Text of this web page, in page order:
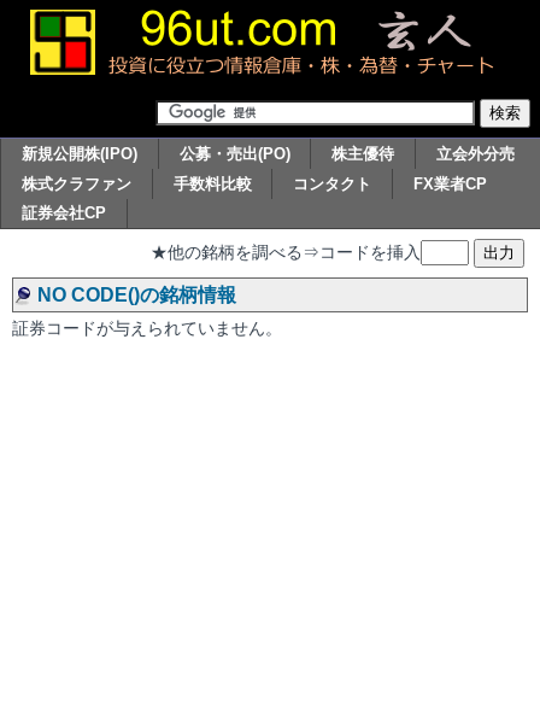
新規公開株(IPO) 公募・売出(PO) 株主優待
立会外分売
株式クラファン
手数料比較 コンタクト
FX業者CP
証券会社CP
★他の銘柄を調べる⇒コードを挿入
NO CODE()の銘柄情報
証券コードが与えられていません。